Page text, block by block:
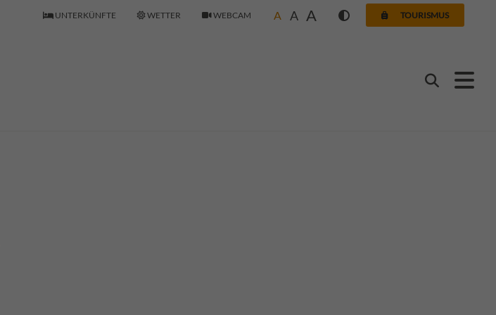
UNTERKÜNFTE WETTER WEBCAM A A A TOURISMUS
Suchen